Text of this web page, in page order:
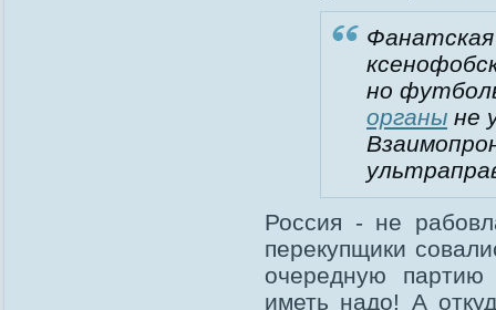
но
органы не
Россия - не
перекупщики
очередную
иметь надо! А